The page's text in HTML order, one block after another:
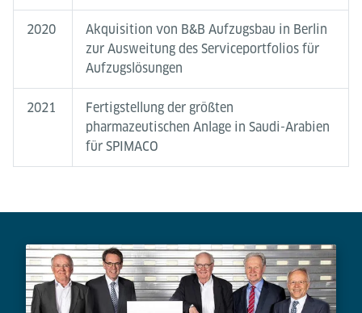
2020
Akquisition von B&B Aufzugsbau in Berlin
zur Ausweitung des Serviceportfolios für
Aufzugslösungen
2021
Fertigstellung der größten
pharmazeutischen Anlage in Saudi-Arabien
für SPIMACO